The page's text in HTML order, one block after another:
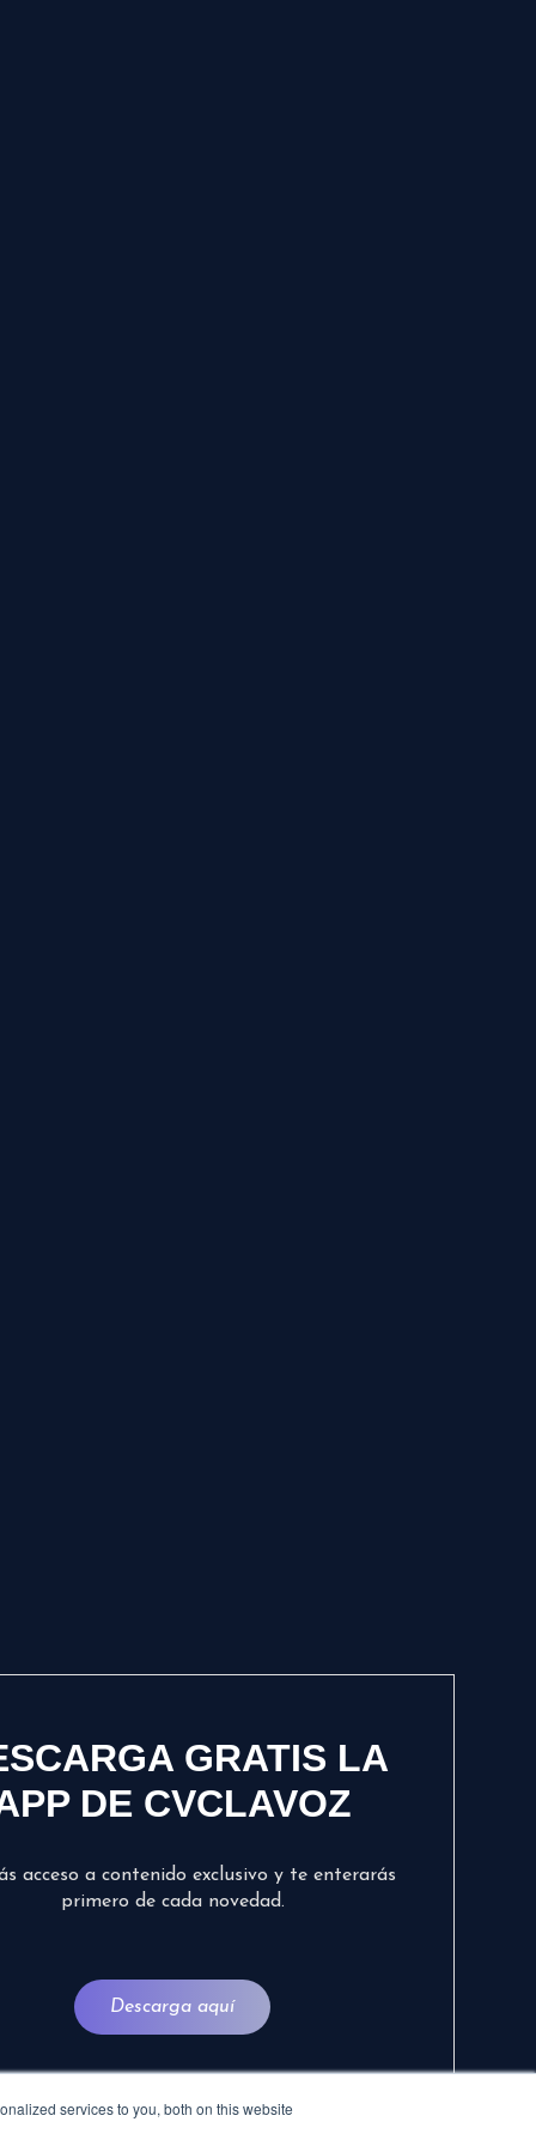
services to you, both on this website
GRATIS LA
DE CVCLAVOZ
acceso a contenido exclusivo y te enterarás
primero de cada novedad.
Descarga aquí